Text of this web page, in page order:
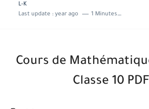
L-K
Last update : year ago 1 Minutes to read
Cours de
Classe 10 PDF